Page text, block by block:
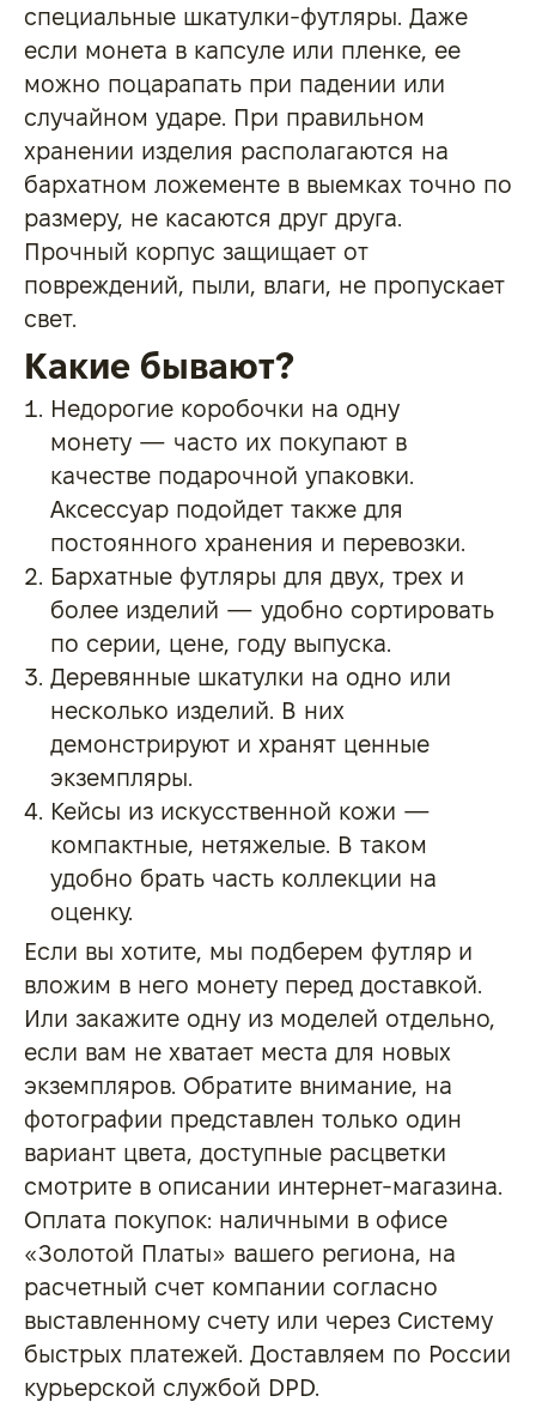
специальные шкатулки-футляры. Даже
если монета в капсуле или пленке, ее
можно поцарапать при падении или
случайном ударе. При правильном
хранении изделия располагаются на
бархатном ложементе в выемках точно по
размеру, не касаются друг друга.
Прочный корпус защищает от
повреждений, пыли, влаги, не пропускает
свет.
Какие бывают?
Недорогие коробочки на одну
монету — часто их покупают в
качестве подарочной упаковки.
Аксессуар подойдет также для
постоянного хранения и перевозки.
Бархатные футляры для двух, трех и
более изделий — удобно сортировать
по серии, цене, году выпуска.
Деревянные шкатулки на одно или
несколько изделий. В них
демонстрируют и хранят ценные
экземпляры.
Кейсы из искусственной кожи —
компактные, нетяжелые. В таком
удобно брать часть коллекции на
оценку.
Если вы хотите, мы подберем футляр и
вложим в него монету перед доставкой.
Или закажите одну из моделей отдельно,
если вам не хватает места для новых
экземпляров. Обратите внимание, на
фотографии представлен только один
вариант цвета, доступные расцветки
смотрите в описании интернет-магазина.
Оплата покупок: наличными в офисе
«Золотой Платы» вашего региона, на
расчетный счет компании согласно
выставленному счету или через Систему
быстрых платежей. Доставляем по России
курьерской службой DPD.